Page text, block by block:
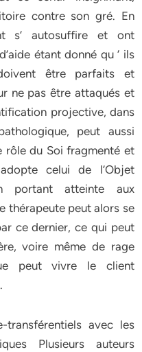
contre son gré. En
s’ autosuffire et ont
étant donné qu ‘ ils
être parfaits et
ne pas être attaqués et
projective, dans
peut aussi
rôle du Soi fragmenté et
celui de l’Objet
portant atteinte aux
thérapeute peut alors se
ce dernier, ce qui peut
voire même de rage
peut vivre le client
transférentiels avec les
Plusieurs auteurs